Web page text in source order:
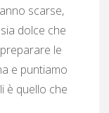
scarse,
dolce che
le
e puntiamo
è quello che